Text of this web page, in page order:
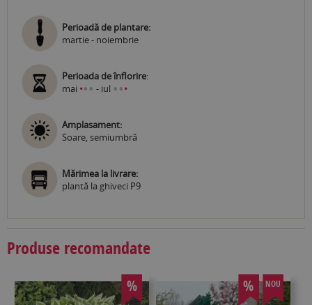
Perioadă de plantare:
martie - noiembrie
Perioada de înflorire:
mai ••• - iul •••
Amplasament:
Soare, semiumbră
Mărimea la livrare:
plantă la ghiveci P9
Produse recomandate
% % NOU